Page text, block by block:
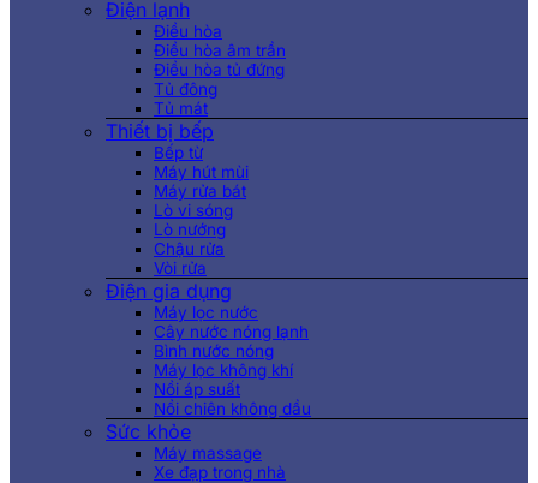
Điện lạnh
Điều hòa
Điều hòa âm trần
Điều hòa tủ đứng
Tủ đông
Tủ mát
Thiết bị bếp
Bếp từ
Máy hút mùi
Máy rửa bát
Lò vi sóng
Lò nướng
Chậu rửa
Vòi rửa
Điện gia dụng
Máy lọc nước
Cây nước nóng lạnh
Bình nước nóng
Máy lọc không khí
Nồi áp suất
Nồi chiên không dầu
Sức khỏe
Máy massage
Xe đạp trong nhà